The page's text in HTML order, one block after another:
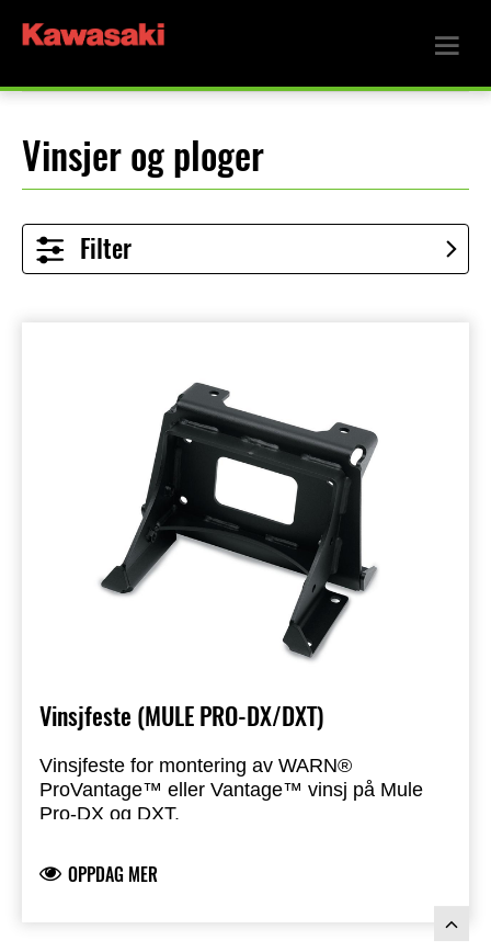
Vinsjer og ploger
Filter
Vinsjfeste (MULE PRO-DX/DXT)
Vinsjfeste for montering av WARN®
ProVantage™ eller Vantage™ vinsj på Mule
Pro‑DX og DXT.
WARN‑produkter enkel og problemfri.
OPPDAG MER